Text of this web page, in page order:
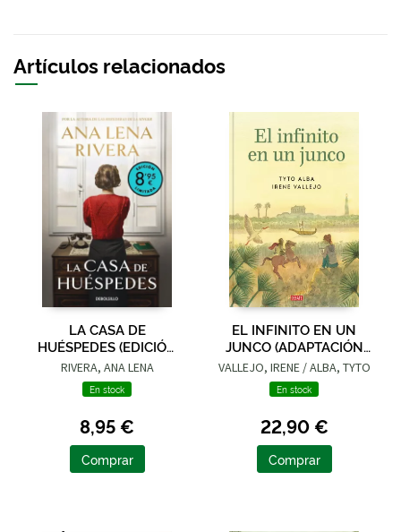
Artículos relacionados
LA CASA DE
HUÉSPEDES (EDICIÓN
LIMITADA · VERANO)
RIVERA, ANA LENA
En stock
8,95 €
Comprar
EL INFINITO EN UN
JUNCO (ADAPTACIÓN
GRÁFICA)
VALLEJO, IRENE / ALBA, TYTO
En stock
22,90 €
Comprar